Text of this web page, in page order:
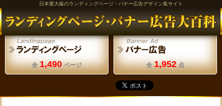
日本最大級のランディングページ・バナー広告デザイン集サイト
全 1,490 ページ 全 1,952 点